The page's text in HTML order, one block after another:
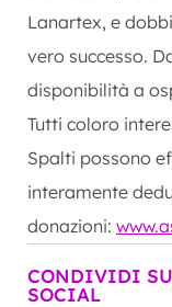
Lanartex, e
vero successo.
disponibilità a
Tutti coloro
Spalti possono
interamente
donazioni:
CONDIVIDI
SOCIAL